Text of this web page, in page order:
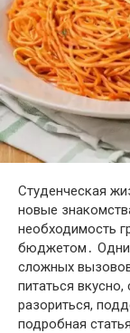
Студенческая
новые
необходимость
бюджетом․
сложных
питаться
разориться,
подробная